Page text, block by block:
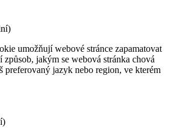
umožňují webové stránce zapamatovat
způsob, jakým se webová stránka chová
preferovaný jazyk nebo region, ve kterém